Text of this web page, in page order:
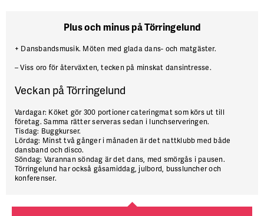
Plus och minus på Törringelund
+ Dansbandsmusik. Möten med glada dans- och matgäster.
–Viss oro för återväxten, tecken på minskat dansintresse.
Veckan på Törringelund
Vardagar: Köket gör 300 portioner cateringmat som körs ut till
företag. Samma rätter serveras sedan i lunchserveringen.
Tisdag: Buggkurser.
Lördag: Minst två gånger i månaden är det nattklubb med både
dansband och disco.
Söndag: Varannan söndag är det dans, med smörgås i pausen.
Törringelund har också gåsamiddag, julbord, bussluncher och
konferenser.